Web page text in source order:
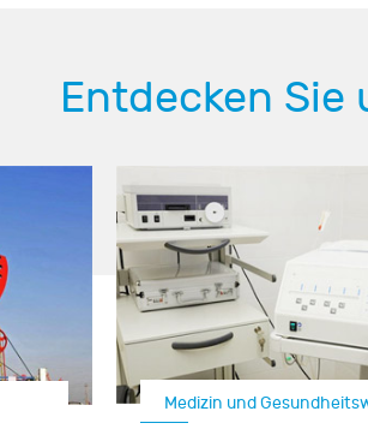
Entdecken Sie
Medizin und